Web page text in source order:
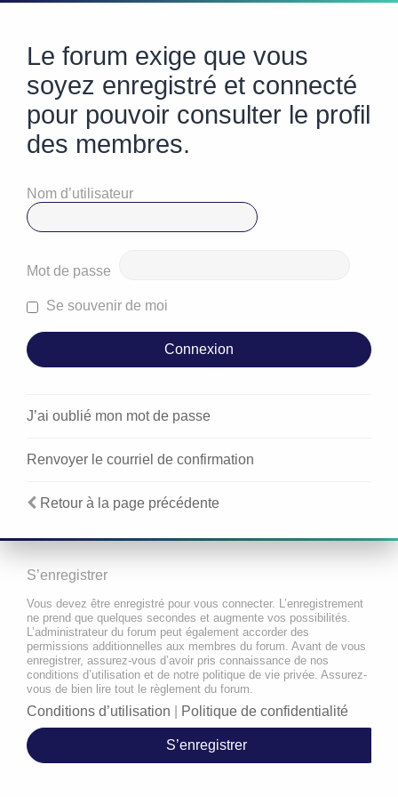
Le forum exige que vous
soyez enregistré et connecté
pour pouvoir consulter le profil
des membres.
Nom d’utilisateur
Mot de passe
Se souvenir de moi
J’ai oublié mon mot de passe
Renvoyer le courriel de confirmation
Retour à la page précédente
S’enregistrer
Vous devez être enregistré pour vous connecter. L’enregistrement
ne prend que quelques secondes et augmente vos possibilités.
L’administrateur du forum peut également accorder des
permissions additionnelles aux membres du forum. Avant de vous
enregistrer, assurez-vous d’avoir pris connaissance de nos
conditions d’utilisation et de notre politique de vie privée. Assurez-
vous de bien lire tout le règlement du forum.
Conditions d’utilisation Politique de confidentialité
S’enregistrer